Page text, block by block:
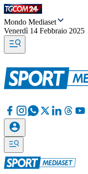
Mondo Mediaset
Venerdì 14 Febbraio 2025